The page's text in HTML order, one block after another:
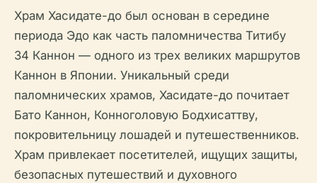
Храм Хасидате-до был основан в середине
периода Эдо как часть паломничества Титибу
34 Каннон — одного из трех великих маршрутов
Каннон в Японии. Уникальный среди
паломнических храмов, Хасидате-до почитает
Бато Каннон, Конноголовую Бодхисаттву,
покровительницу лошадей и путешественников.
Храм привлекает посетителей, ищущих защиты,
безопасных путешествий и духовного